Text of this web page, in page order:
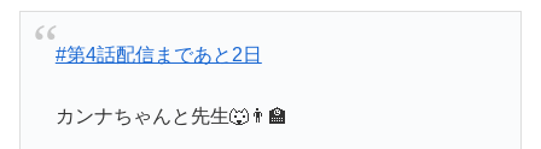
#第4話配信まであと2日
カンナちゃんと先生🐺👨‍🏫